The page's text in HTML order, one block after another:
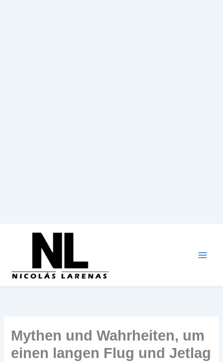
Mythen und Wahrheiten, um
einen langen Flug und Jetlag